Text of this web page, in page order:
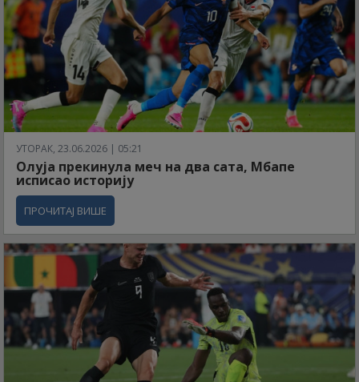
УТОРАК, 23.06.2026 | 05:21
Олуја прекинула меч на два сата, Мбапе
исписао историју
ПРОЧИТАЈ ВИШЕ